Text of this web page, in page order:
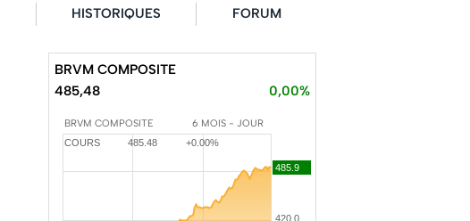
HISTORIQUES FORUM
BRVM COMPOSITE
485,48
0,00%
BRVM COMPOSITE 6 MOIS - JOUR
COURS 485.48 +0.00%